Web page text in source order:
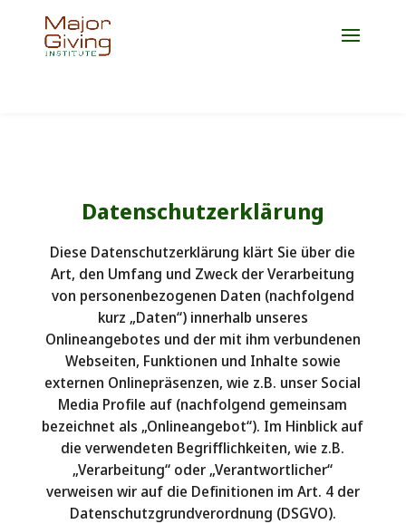
Jetzt Platz für die Weiterbildung 2027 sichern!
Datenschutzerklärung
Diese Datenschutzerklärung klärt Sie über die
Art, den Umfang und Zweck der Verarbeitung
von personenbezogenen Daten (nachfolgend
kurz „Daten“) innerhalb unseres
Onlineangebotes und der mit ihm verbundenen
Webseiten, Funktionen und Inhalte sowie
externen Onlinepräsenzen, wie z.B. unser Social
Media Profile auf (nachfolgend gemeinsam
bezeichnet als „Onlineangebot“). Im Hinblick auf
die verwendeten Begrifflichkeiten, wie z.B.
„Verarbeitung“ oder „Verantwortlicher“
verweisen wir auf die Definitionen im Art. 4 der
Datenschutzgrundverordnung (DSGVO).